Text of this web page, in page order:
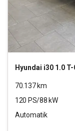
Hyundai i30 1.0 T-
70.137km
120 PS/88 kW
Automatik